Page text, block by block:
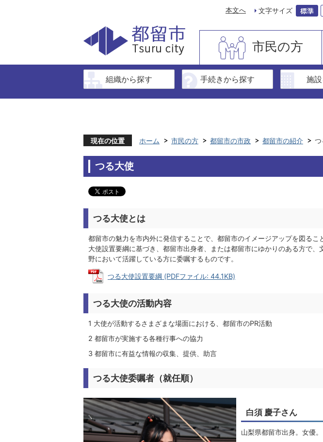
本文へ 文字サイズ
市民の方
組織から探す 手続きから探す 施
現在の位置 ホーム 市民の方 都留市の市政 都留市の紹介 つ
つる大使
つる大使とは
都留市の魅力を市内外に発信することで、都留市のイメージアップを図るこ
大使設置要綱に基づき、都留市出身者、または都留市にゆかりのある方で、
野において活躍している方に委嘱するものです。
つる大使設置要綱 (PDFファイル: 44.1KB)
つる大使の活動内容
1 大使が活動するさまざまな場面における、都留市のPR活動
2 都留市が実施する各種行事への協力
3 都留市に有益な情報の収集、提供、助言
つる大使委嘱者（就任順）
白須 慶子さん
山梨県都留市出身。女優。